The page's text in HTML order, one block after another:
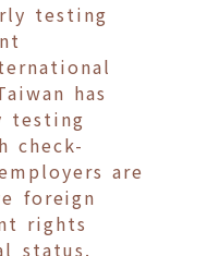
testing
has
testing
check-
are
foreign
rights
status.